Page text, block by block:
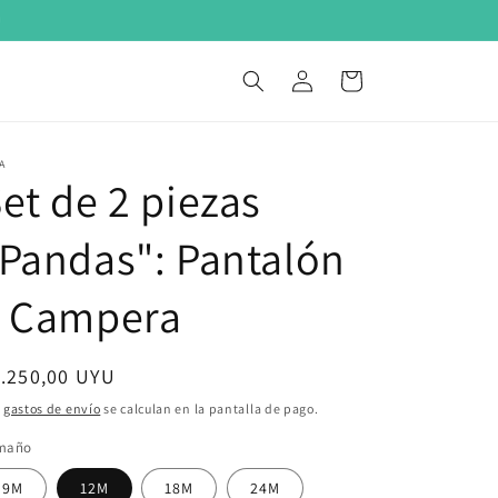
Iniciar
sesión
Carrito
de 2 piezas
Pantalón
UYU
gastos de envío se calculan en la pantalla de pago.
9M 12M 18M 24M